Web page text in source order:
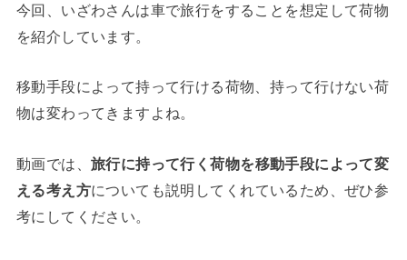
今回、いざわさんは車で旅行をすることを想定して荷物
を紹介しています。
移動手段によって持って行ける荷物、持って行けない荷
物は変わってきますよね。
動画では、 旅行に持って行く荷物を移動手段によって変
える考え方についても説明してくれているため、ぜひ参
考にしてください。